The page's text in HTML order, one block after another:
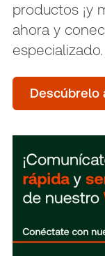
productos ¡y
ahora y
especializado.
Descúbrelo